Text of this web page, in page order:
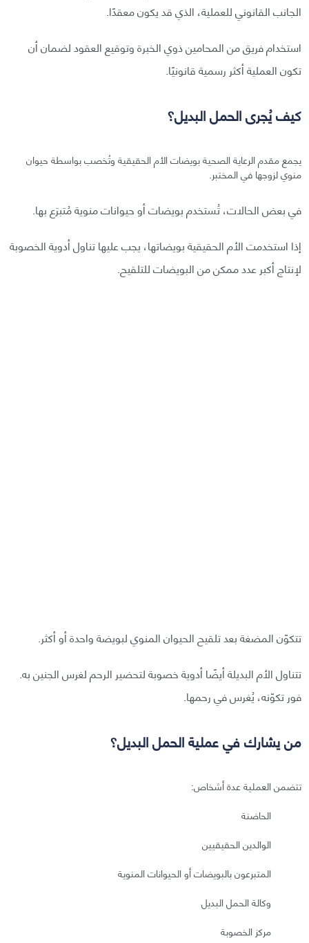
الجانب القانوني للعملية، الذي قد يكون معقدًا.
استخدام فريق من المحامين ذوي الخبرة وتوقيع العقود لضمان أن
تكون العملية أكثر رسمية قانونيًا.
كيف يُجرى الحمل البديل؟
يجمع مقدم الرعاية الصحية بويضات الأم الحقيقية وتُخصب بواسطة حيوان
منوي لزوجها في المختبر.
في بعض الحالات، تُستخدم بويضات أو حيوانات منوية مُتبرَع بها.
إذا استخدمت الأم الحقيقية بويضاتها، يجب عليها تناول أدوية الخصوبة
لإنتاج أكبر عدد ممكن من البويضات للتلقيح.
تتكوّن المضغة بعد تلقيح الحيوان المنوي لبويضة واحدة أو أكثر.
تتناول الأم البديلة أيضًا أدوية خصوبة لتحضير الرحم لغرس الجنين به.
فور تكوّنه، يُغرس في رحمها.
من يشارك في عملية الحمل البديل؟
تتضمن العملية عدة أشخاص:
الحاضنة
الوالدين الحقيقيين
المتبرعون بالبويضات أو الحيوانات المنوية
وكالة الحمل البديل
مركز الخصوبة